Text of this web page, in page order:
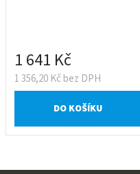
1 356,20 Kč bez DPH
1 641 Kč
DO KOŠÍKU